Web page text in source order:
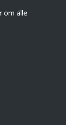
om alle